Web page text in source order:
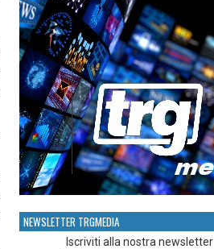
NEWSLETTER TRGMEDIA
Iscriviti alla nostra newsletter